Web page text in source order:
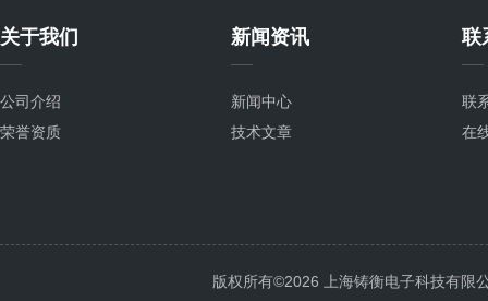
关于我们
公司介绍
荣誉资质
新闻资讯
新闻中心
技术文章
联
联
在
版权所有©2026 上海铸衡电子科技有